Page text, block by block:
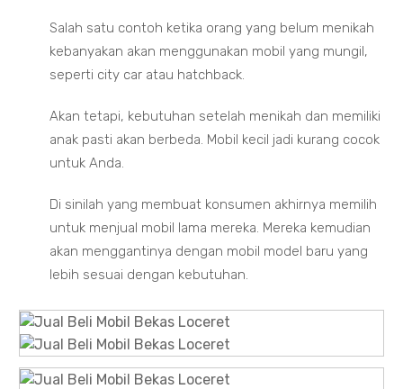
Salah satu contoh ketika orang yang belum menikah
kebanyakan akan menggunakan mobil yang mungil,
seperti city car atau hatchback.
Akan tetapi, kebutuhan setelah menikah dan memiliki
anak pasti akan berbeda. Mobil kecil jadi kurang cocok
untuk Anda.
Di sinilah yang membuat konsumen akhirnya memilih
untuk menjual mobil lama mereka. Mereka kemudian
akan menggantinya dengan mobil model baru yang
lebih sesuai dengan kebutuhan.